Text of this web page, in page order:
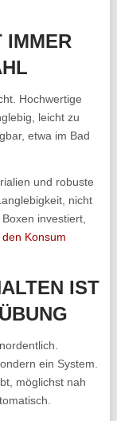
IMMER
Hochwertige
leicht zu
etwa im Bad
und robuste
nicht
investiert,
den Konsum
IST
ein System.
möglichst nah